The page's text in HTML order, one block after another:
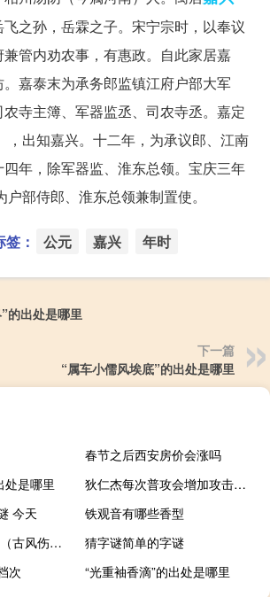
飞之孙，岳霖之子。宋宁宗时，以奉议
管内劝农事，有惠政。自此家居嘉
嘉泰末为承务郎监镇江府户部大军
寺主簿、军器监丞、司农寺丞。嘉定
，出知嘉兴。十二年，为承议郎、江南
年，除军器监、淮东总领。宝庆三年
户部侍郎、淮东总领兼制置使。
： 公元 嘉兴 年时
的出处是哪里
下一篇
“属车小儒风埃底”的出处是哪里
春节之后西安房价会涨吗
处是哪里
狄仁杰每次普攻会增加攻击速度
今天
铁观音有哪些香型
古风伤感图片 意境（古风伤感图片）
猜字谜简单的字谜
次
“光重袖香滴”的出处是哪里